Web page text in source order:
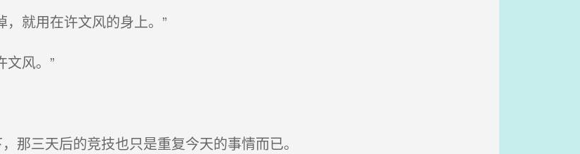
就用在许文风的身上。”
风。”
三天后的竞技也只是重复今天的事情而已。